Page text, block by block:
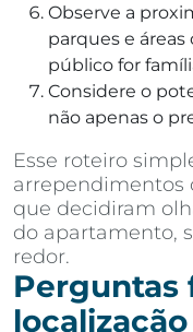
Observe a
parques e
público for
Considere o
não apenas o
Esse roteiro
arrependimentos
que decidiram
do apartamento,
redor.
Perguntas